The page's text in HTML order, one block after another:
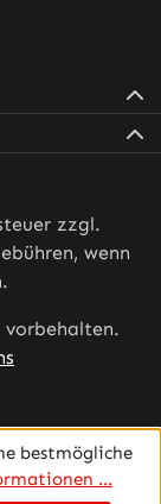
Tab
zzgl.
wenn
vorbehalten.
bestmögliche
...